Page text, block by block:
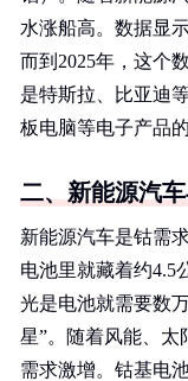
水涨船高。数据显
而到2025年，这个
是特斯拉、比亚迪
板电脑等电子产品
二、新能源汽
新能源汽车是钴需
电池里就藏着约4.5
光是电池就需要数
星”。随着风能、太
需求激增。钴基电